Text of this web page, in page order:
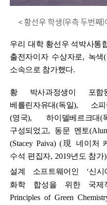
< 황선우 학생(우측 두번째
우리 대학 황선우 석박사통
출전자이자 수상자로, 녹색(
소속으로 참가했다.
황 박사과정생이 포
베를린자유대(독일), 소
(영국),하이델베르크대(
구성되었고, 동문 멘토
(Stacey Paiva) (現 네이처
수석 편집자, 2019년도 참가)
설계 소프트웨어인 ‘신시
화학 합성을 위한 국
Principles of Green